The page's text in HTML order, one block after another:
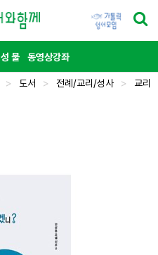
성 물 동영상강좌
> 도서 > 전례/교리/성사 > 교리